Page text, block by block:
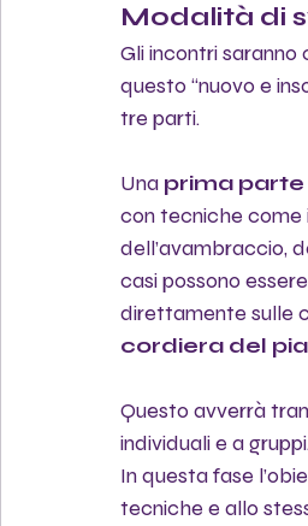
Modalità di
Gli incontri
questo “nuovo e
tre parti.
Una prima parte
con tecniche come
dell’avambraccio,
casi possono
direttamente sulle
cordiera del
Questo avverrà
individuali e a
In questa fase
tecniche e allo